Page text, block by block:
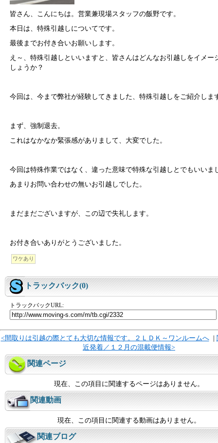
皆さん、こんにちは。営業兼現場スタッフの飯野です。
本日は、特殊引越しについてです。
最後までお付き合いお願いします。
え～、特殊引越しといいますと、皆さんはどんなお引越しをイメー
しょうか？
今回は、今まで弊社が経験してきました、特殊引越しをご紹介しま
まず、強制退去。
これはなかなか緊張感がありまして、大変でした。
今回は特殊作業ではなく、違った意味で特殊な引越しとでもいいま
あまりお問い合わせの無いお引越しでした。
まだまだございますが、この辺で失礼します。
お付き合いありがとうございました。
ワケあり
トラックバック(0)
トラックバックURL:
<間取りは引越の際とても大切な情報です。２ＬＤＫ～ワンルームへ|
近発着／１２月の混載便情報>
関連ページ
現在、この項目に関連するページはありません。
関連動画
現在、この項目に関連する動画はありません。
関連ブログ